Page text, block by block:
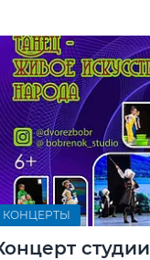
КОНЦЕРТЫ
студии